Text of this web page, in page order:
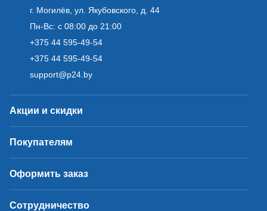
г. Могилёв, ул. Якубовского, д. 44
Пн-Вс: с 08:00 до 21:00
+375 44 595-49-54
+375 44 595-49-54
support@p24.by
Акции и скидки
Покупателям
Оформить заказ
Сотрудничество